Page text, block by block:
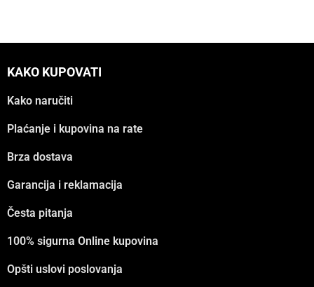
KAKO KUPOVATI
Kako naručiti
Plaćanje i kupovina na rate
Brza dostava
Garancija i reklamacija
Česta pitanja
100% sigurna Online kupovina
Opšti uslovi poslovanja